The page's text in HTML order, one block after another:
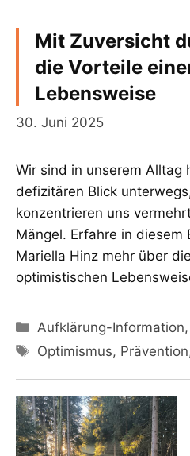
Mit Zuversicht
die Vorteile
Lebensweise
30. Juni 2025
Wir sind in unserem Alltag
defizitären Blick
konzentrieren uns
Mängel. Erfahre in diesem
Mariella Hinz mehr über
optimistischen
Kategorien
Aufklärung-Information,
Schlagwörter
Optimismus, Prävention